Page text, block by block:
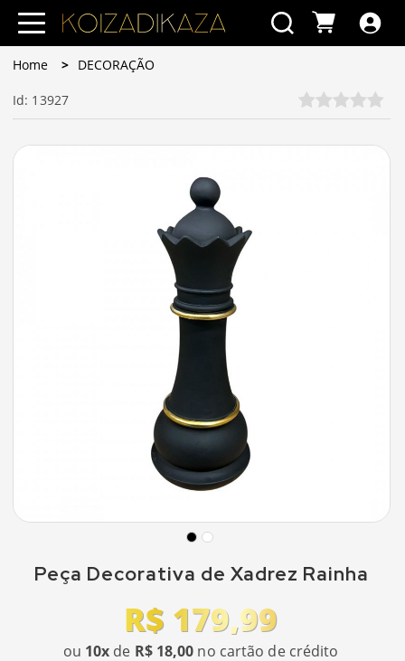
Home DECORAÇÃO
Id: 13927
Peça Decorativa de Xadrez Rainha
R$ 179,99
ou 10x de R$ 18,00 no cartão de crédito